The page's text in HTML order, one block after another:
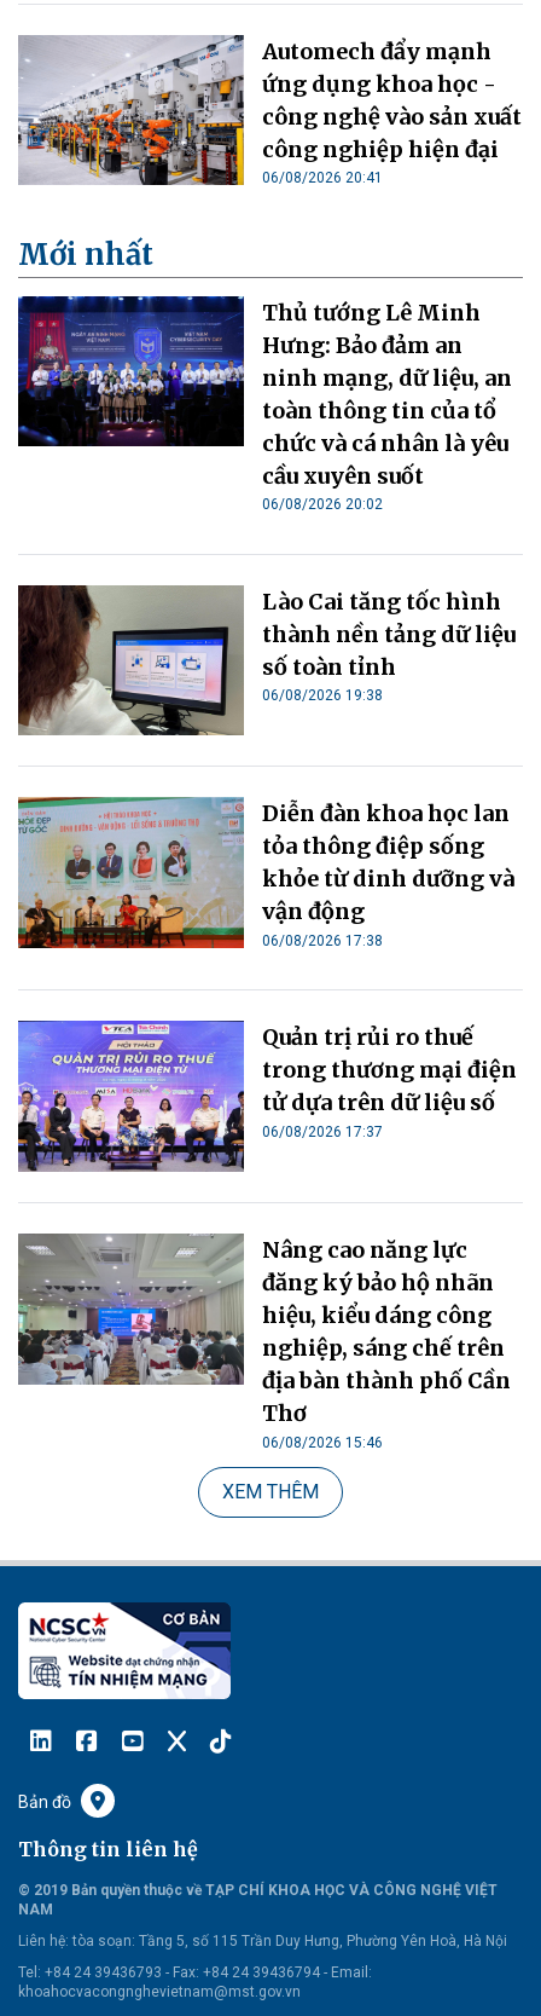
Automech đẩy mạnh
ứng dụng khoa học -
công nghệ vào sản xuất
công nghiệp hiện đại
06/08/2026 20:41
Mới nhất
Thủ tướng Lê Minh
Hưng: Bảo đảm an
ninh mạng, dữ liệu, an
toàn thông tin của tổ
chức và cá nhân là yêu
cầu xuyên suốt
06/08/2026 20:02
Lào Cai tăng tốc hình
thành nền tảng dữ liệu
số toàn tỉnh
06/08/2026 19:38
Diễn đàn khoa học lan
tỏa thông điệp sống
khỏe từ dinh dưỡng và
vận động
06/08/2026 17:38
Quản trị rủi ro thuế
trong thương mại điện
tử dựa trên dữ liệu số
06/08/2026 17:37
Nâng cao năng lực
đăng ký bảo hộ nhãn
hiệu, kiểu dáng công
nghiệp, sáng chế trên
địa bàn thành phố Cần
Thơ
06/08/2026 15:46
XEM THÊM
Bản đồ
Thông tin liên hệ
© 2019 Bản quyền thuộc về TẠP CHÍ KHOA HỌC VÀ CÔNG NGHỆ VIỆT
NAM
Liên hệ: tòa soạn: Tầng 5, số 115 Trần Duy Hưng, Phường Yên Hoà, Hà Nội
Tel: +84 24 39436793 - Fax: +84 24 39436794 - Email:
khoahocvacongnghevietnam@mst.gov.vn